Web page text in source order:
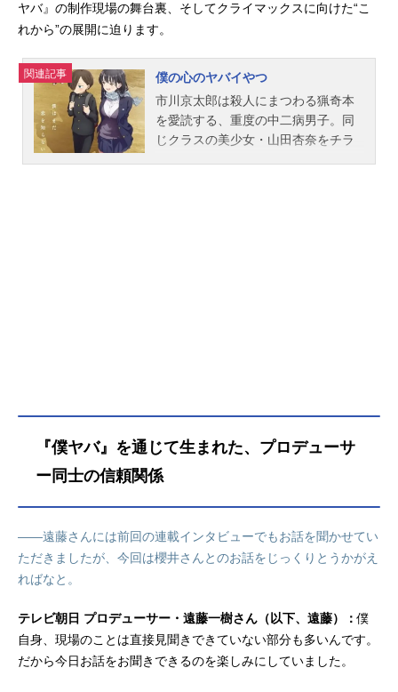
ヤバ』の制作現場の舞台裏、そしてクライマックスに向けた“こ
れから”の展開に迫ります。
関連記事
僕の心のヤバイやつ
市川京太郎は殺人にまつわる猟奇本
を愛読する、重度の中二病男子。同
じクラスの美少女・山田杏奈をチラ
奈：羊宮妃那小林ちひろ：朝井彩加
敦美足立翔：岡本信彦神崎健太：佐
藤元太田力：福島潤原穂乃香：豊崎
ヤ：島﨑信長スタッフ原作：桜井の
りお（秋田書店「マンガクロス」連
載）監督：赤城博昭シリーズ構成・
美術監督：黛昌樹撮影監督：峰岸健
太郎竹沢裕一編集：肥田文音響監
督：小沼則義音響制作：マジックカ
プセル音楽：牛尾憲輔制作：シンエ
『僕ヤバ』を通じて生まれた、プロデューサ
ー同士の信頼関係
――遠藤さんには前回の連載インタビューでもお話を聞かせてい
ただきましたが、今回は櫻井さんとのお話をじっくりとうかがえ
ればなと。
テレビ朝日 プロデューサー・遠藤一樹さん（以下、遠藤）：僕
自身、現場のことは直接見聞きできていない部分も多いんです。
だから今日お話をお聞きできるのを楽しみにしていました。